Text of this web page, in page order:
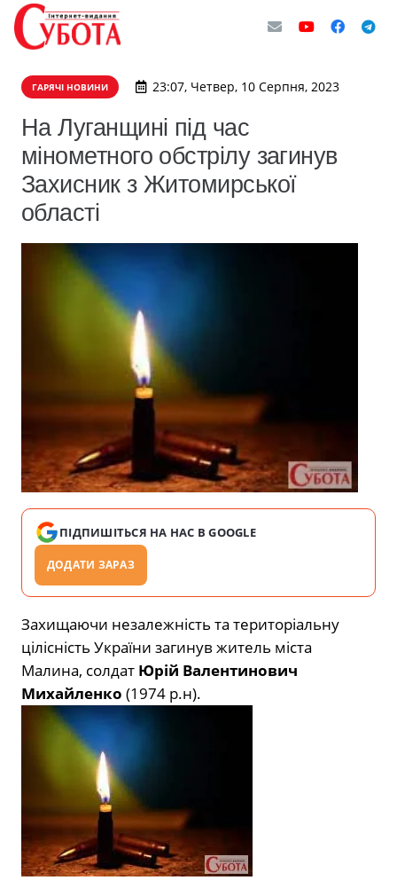
ГАРЯЧІ НОВИНИ 23:07, Четвер, 10 Серпня, 2023
На Луганщині під час
мінометного обстрілу загинув
Захисник з Житомирської
області
ПІДПИШІТЬСЯ НА НАС В GOOGLE
ДОДАТИ ЗАРАЗ
Захищаючи незалежність та територіальну
цілісність України загинув житель міста
Малина, солдат Юрій Валентинович
Михайленко (1974 р.н).